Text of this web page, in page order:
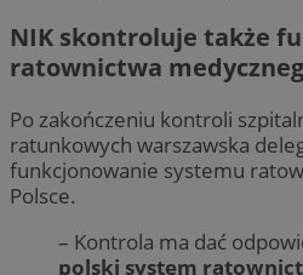
NIK skontroluje także
ratownictwa
Po zakończeniu kontroli
ratunkowych warszawska
funkcjonowanie systemu
Polsce.
– Kontrola ma dać
polski system